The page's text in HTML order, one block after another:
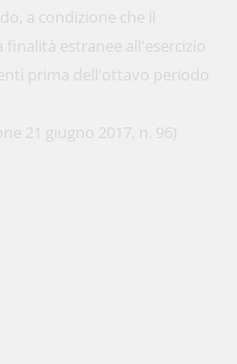
a condizione che il
estranee all'esercizio
prima dell'ottavo periodo
21 giugno 2017, n. 96)